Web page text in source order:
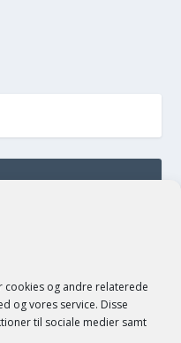
og andre relaterede
og vores service. Disse
til sociale medier samt